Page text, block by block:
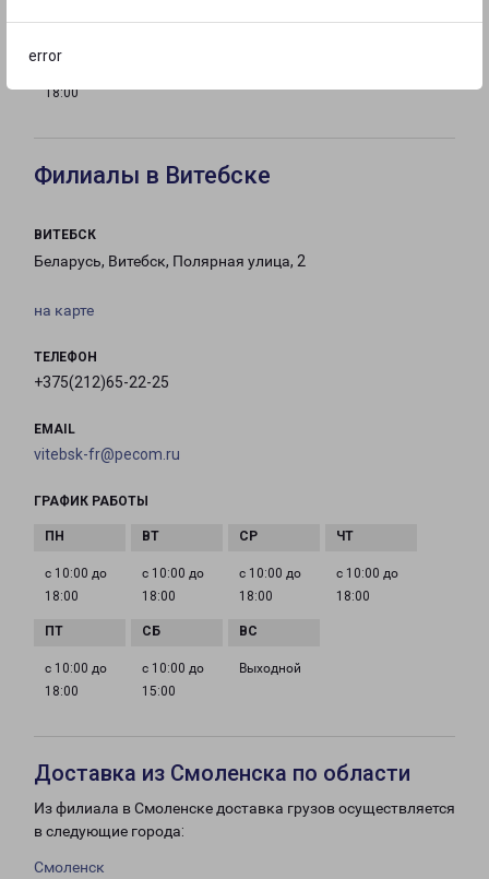
error
18:00
Филиалы в Витебске
ВИТЕБСК
Беларусь, Витебск, Полярная улица, 2
на карте
ТЕЛЕФОН
+375(212)65-22-25
EMAIL
vitebsk-fr@pecom.ru
ГРАФИК РАБОТЫ
с 10:00 до
18:00
с 10:00 до
18:00
с 10:00 до
18:00
с 10:00 до
18:00
с 10:00 до
18:00
с 10:00 до
15:00
Выходной
Доставка из Смоленска по области
Из филиала в Смоленске доставка грузов осуществляется
в следующие города:
Смоленск